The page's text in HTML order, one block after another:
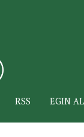
RSS EGIN